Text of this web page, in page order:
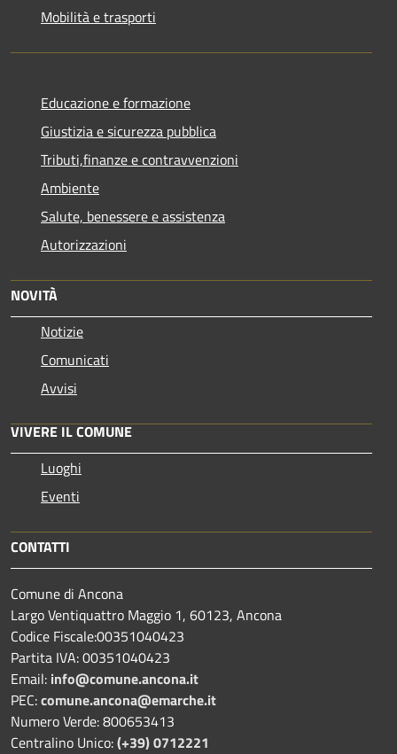
Mobilità e trasporti
Educazione e formazione
Giustizia e sicurezza pubblica
Tributi,finanze e contravvenzioni
Ambiente
Salute, benessere e assistenza
Autorizzazioni
NOVITÀ
Notizie
Comunicati
Avvisi
VIVERE IL COMUNE
Luoghi
Eventi
CONTATTI
Comune di Ancona
Largo Ventiquattro Maggio 1, 60123, Ancona
Codice Fiscale:00351040423
Partita IVA: 00351040423
Email: info@comune.ancona.it
PEC:comune.ancona@emarche.it
Numero Verde: 800653413
Centralino Unico:(+39) 0712221